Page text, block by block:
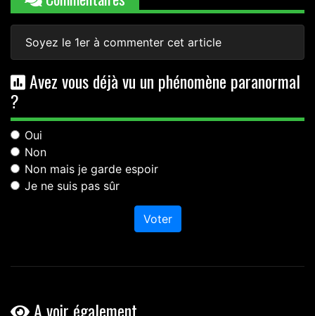
Soyez le 1er à commenter cet article
Avez vous déjà vu un phénomène paranormal
?
Oui
Non
Non mais je garde espoir
Je ne suis pas sûr
Voter
A voir également